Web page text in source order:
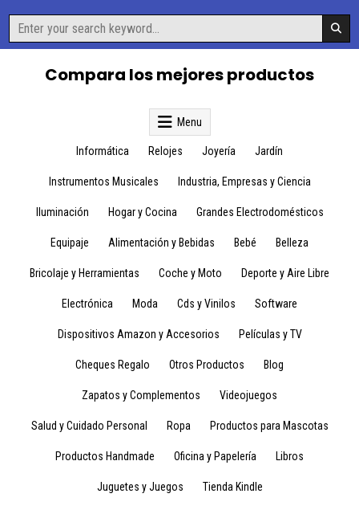
content
Search
for:
Compara los mejores productos
Menu
Informática Relojes Joyería Jardín
Instrumentos Musicales Industria, Empresas y Ciencia
Iluminación Hogar y Cocina Grandes Electrodomésticos
Equipaje Alimentación y Bebidas Bebé Belleza
Bricolaje y Herramientas Coche y Moto Deporte y Aire Libre
Electrónica Moda Cds y Vinilos Software
Dispositivos Amazon y Accesorios Películas y TV
Cheques Regalo Otros Productos Blog
Zapatos y Complementos Videojuegos
Salud y Cuidado Personal Ropa Productos para Mascotas
Productos Handmade Oficina y Papelería Libros
Juguetes y Juegos Tienda Kindle